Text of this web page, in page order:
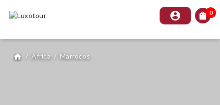
account_circle shopping_bag 0
home / África / Marrocos